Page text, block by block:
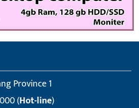
Province 1
(Hot-line)